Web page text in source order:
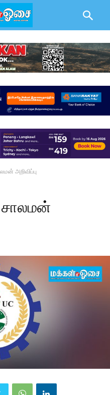
அறிவிப்பு